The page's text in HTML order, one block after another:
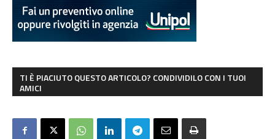
TI È PIACIUTO QUESTO ARTICOLO? CONDIVIDILO CON I TUOI
AMICI